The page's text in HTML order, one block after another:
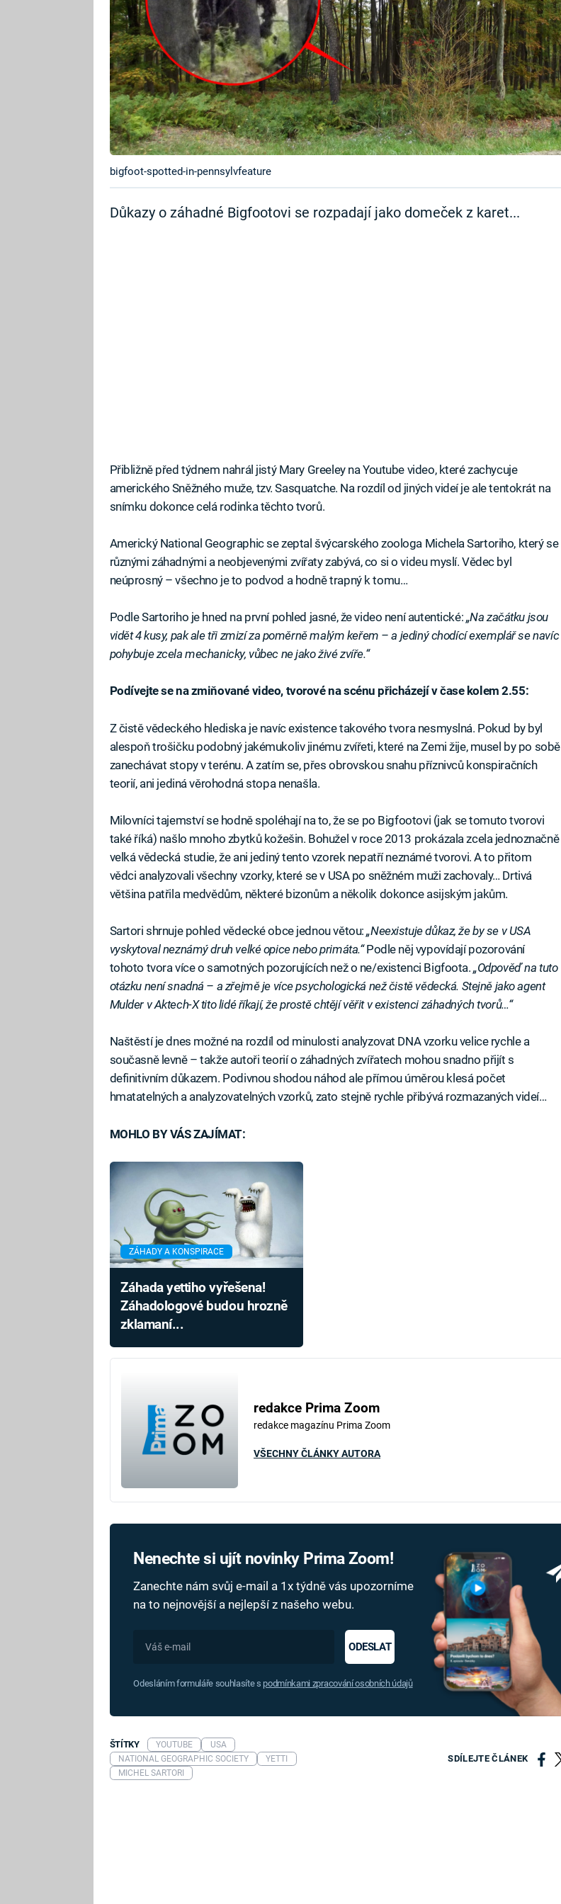
bigfoot-spotted-in-pennsylvfeature
Důkazy o záhadné Bigfootovi se rozpadají jako domeček z karet...
Přibližně před týdnem nahrál jistý Mary Greeley na Youtube video, které zachycuje
amerického Sněžného muže, tzv. Sasquatche. Na rozdíl od jiných videí je ale tentokrát na
snímku dokonce celá rodinka těchto tvorů.
Americký National Geographic se zeptal švýcarského zoologa Michela Sartoriho, který se
různými záhadnými a neobjevenými zvířaty zabývá, co si o videu myslí. Vědec byl
neúprosný – všechno je to podvod a hodně trapný k tomu…
Podle Sartoriho je hned na první pohled jasné, že video není autentické: „Na začátku jsou
vidět 4 kusy, pak ale tři zmizí za poměrně malým keřem – a jediný chodící exemplář se navíc
pohybuje zcela mechanicky, vůbec ne jako živé zvíře.“
Podívejte se na zmiňované video, tvorové na scénu přicházejí v čase kolem 2.55:
Z čistě vědeckého hlediska je navíc existence takového tvora nesmyslná. Pokud by byl
alespoň trošičku podobný jakémukoliv jinému zvířeti, které na Zemi žije, musel by po sobě
zanechávat stopy v terénu. A zatím se, přes obrovskou snahu příznivců konspiračních
teorií, ani jediná věrohodná stopa nenašla.
Milovníci tajemství se hodně spoléhají na to, že se po Bigfootovi (jak se tomuto tvorovi
také říká) našlo mnoho zbytků kožešin. Bohužel v roce 2013 prokázala zcela jednoznačně
velká vědecká studie, že ani jediný tento vzorek nepatří neznámé tvorovi. A to přitom
vědci analyzovali všechny vzorky, které se v USA po sněžném muži zachovaly… Drtivá
většina patřila medvědům, některé bizonům a několik dokonce asijským jakům.
Sartori shrnuje pohled vědecké obce jednou větou:„Neexistuje důkaz, že by se v USA
vyskytoval neznámý druh velké opice nebo primáta.“Podle něj vypovídají pozorování
tohoto tvora více o samotných pozorujících než o ne/existenci Bigfoota. „Odpověď na tuto
otázku není snadná – a zřejmě je více psychologická než čistě vědecká. Stejně jako agent
Mulder v Aktech-X tito lidé říkají, že prostě chtějí věřit v existenci záhadných tvorů…“
Naštěstí je dnes možné na rozdíl od minulosti analyzovat DNA vzorku velice rychle a
současně levně – takže autoři teorií o záhadných zvířatech mohou snadno přijít s
definitivním důkazem. Podivnou shodou náhod ale přímou úměrou klesá počet
hmatatelných a analyzovatelných vzorků, zato stejně rychle přibývá rozmazaných videí…
MOHLO BY VÁS ZAJÍMAT:
ZÁHADY A KONSPIRACE
Záhada yettiho vyřešena!
Záhadologové budou hrozně
zklamaní...
redakce Prima Zoom
redakce magazínu Prima Zoom
VŠECHNY ČLÁNKY AUTORA
Nenechte si ujít novinky Prima Zoom!
Zanechte nám svůj e-mail a 1x týdně vás upozorníme
na to nejnovější a nejlepší z našeho webu.
ODESLAT
Odesláním formuláře souhlasíte s podmínkami zpracování osobních údajů
SDÍLEJTE ČLÁNEK
ŠTÍTKY YOUTUBE
USA
NATIONAL GEOGRAPHIC SOCIETY
YETTI
MICHEL SARTORI